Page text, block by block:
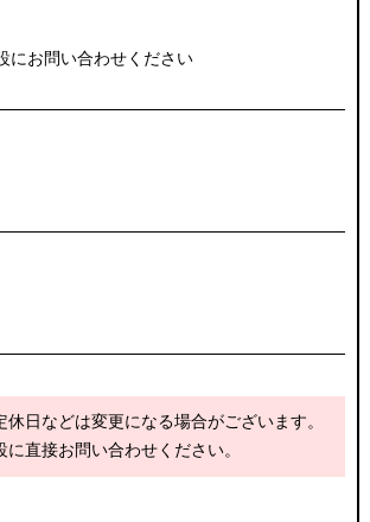
にお問い合わせください
日などは変更になる場合がございます。
直接お問い合わせください。